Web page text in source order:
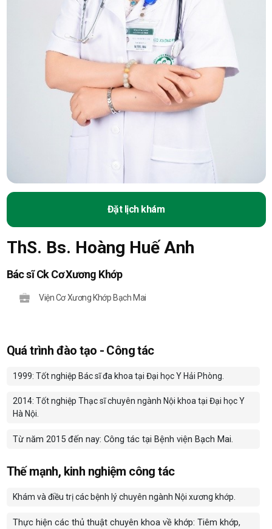
Đặt lịch khám
ThS. Bs. Hoàng Huế Anh
Bác sĩ Ck Cơ Xương Khớp
Viện Cơ Xương Khớp Bạch Mai
Quá trình đào tạo - Công tác
1999: Tốt nghiệp Bác sĩ đa khoa tại Đại học Y Hải Phòng.
2014: Tốt nghiệp Thạc sĩ chuyên ngành Nội khoa tại Đại học Y
Hà Nội.
Từ năm 2015 đến nay: Công tác tại Bệnh viện Bạch Mai.
Thế mạnh, kinh nghiệm công tác
Khám và điều trị các bệnh lý chuyên ngành Nội xương khớp.
Thực hiện các thủ thuật chuyên khoa về khớp: Tiêm khớp,